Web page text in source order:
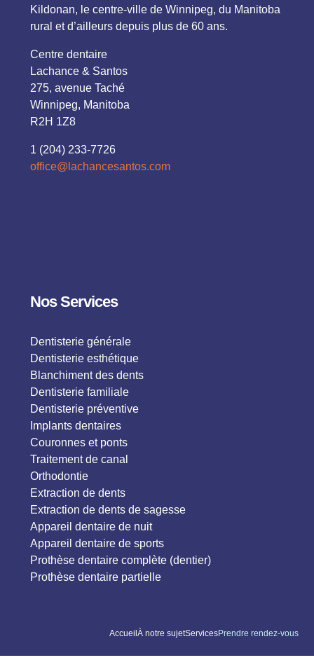
Kildonan, le centre-ville de Winnipeg, du Manitoba
rural et d’ailleurs depuis plus de 60 ans.
Centre dentaire
Lachance & Santos
275, avenue Taché
Winnipeg, Manitoba
R2H 1Z8
1 (204) 233-7726
office@lachancesantos.com
Nos Services
Dentisterie générale
Dentisterie esthétique
Blanchiment des dents
Dentisterie familiale
Dentisterie préventive
Implants dentaires
Couronnes et ponts
Traitement de canal
Orthodontie
Extraction de dents
Extraction de dents de sagesse
Appareil dentaire de nuit
Appareil dentaire de sports
Prothèse dentaire complète (dentier)
Prothèse dentaire partielle
AccueilÀ notre sujetServicesPrendre rendez-vous